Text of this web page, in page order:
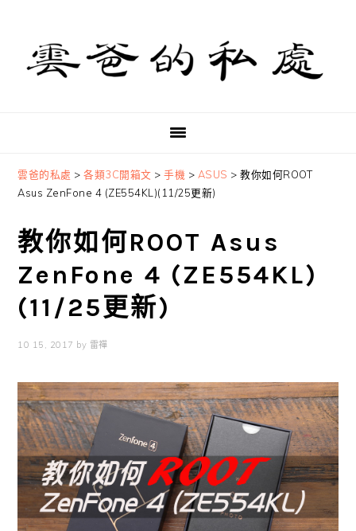
primary
navigation
content
primary
sidebar
雲爸的私處 >各類3C開箱文 >手機 > ASUS >教你如何ROOT
Asus ZenFone 4 (ZE554KL)(11/25更新)
教你如何ROOT Asus
ZenFone 4 (ZE554KL)
(11/25更新)
10 15, 2017 by 雷禪